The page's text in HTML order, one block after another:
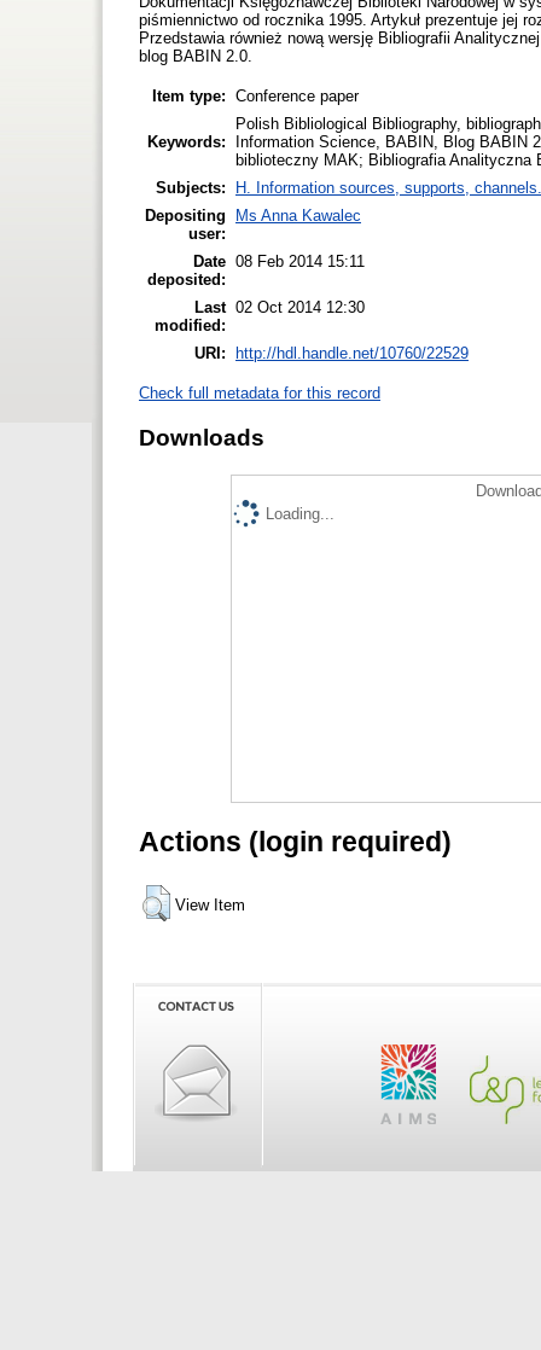
piśmiennictwo od rocznika 1995. Artykuł prezentuje jej
Przedstawia również nową wersję Bibliografii
blog BABIN 2.0.
Item type: Conference paper
Keywords:
Polish Bibliological Bibliography,
Information Science, BABIN, Blog BABIN
biblioteczny MAK; Bibliografia
Subjects:
H. Information sources, supports, channels.
Depositing
user:
Ms Anna Kawalec
Date
deposited:
08 Feb 2014 15:11
Last
modified:
02 Oct 2014 12:30
URI: http://hdl.handle.net/10760/22529
Check full metadata for this record
Downloads
Loading...
Actions (login required)
View Item